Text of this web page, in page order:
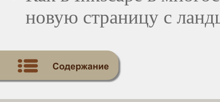
новую страницу с